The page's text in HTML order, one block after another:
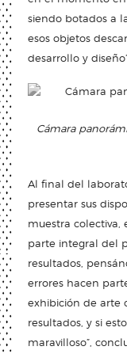
siendo botados a
esos objetos
desarrollo y
Cámara
Al final del
presentar sus
muestra colectiva,
parte integral del
resultados,
errores hacen
exhibición de arte
resultados, y si
maravilloso”,